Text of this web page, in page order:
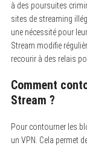
à des poursuites
sites de streaming
une nécessité pour
Stream modifie
recourir à des relais
Comment
Stream ?
Pour contourner les
un VPN. Cela permet